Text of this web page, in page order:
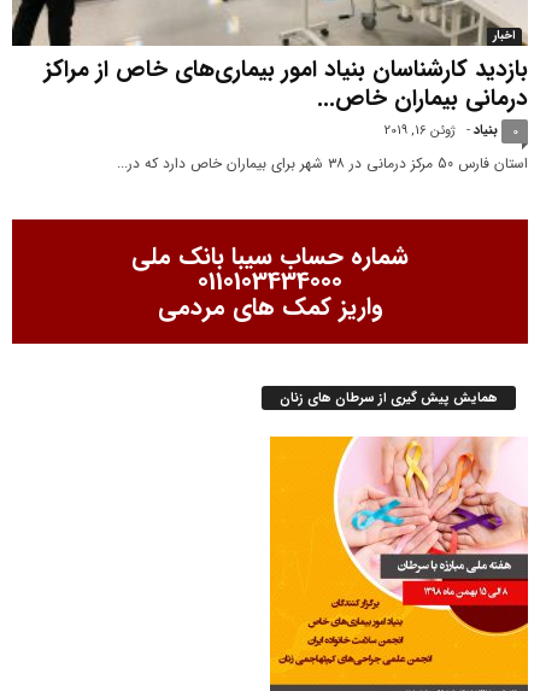
اخبار
بازدید کارشناسان بنیاد امور بیماری‌های خاص از مراکز
درمانی بیماران خاص...
بنیاد- ژوئن 16, 2019 0
استان فارس 50 مرکز درمانی در ۳۸ شهر برای بیماران خاص دارد که در...
شماره حساب سیبا بانک ملی
0110103434000
واریز کمک های مردمی
همایش پیش گیری از سرطان های زنان